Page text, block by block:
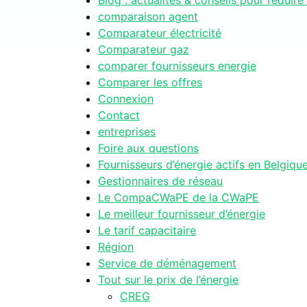
comparaison agent
Comparateur électricité
Comparateur gaz
comparer fournisseurs energie
Comparer les offres
Connexion
Contact
entreprises
Foire aux questions
Fournisseurs d’énergie actifs en
Gestionnaires de réseau
Le CompaCWaPE de la CWaPE
Le meilleur fournisseur d’énergie
Le tarif capacitaire
Région
Service de déménagement
Tout sur le prix de l’énergie
CREG